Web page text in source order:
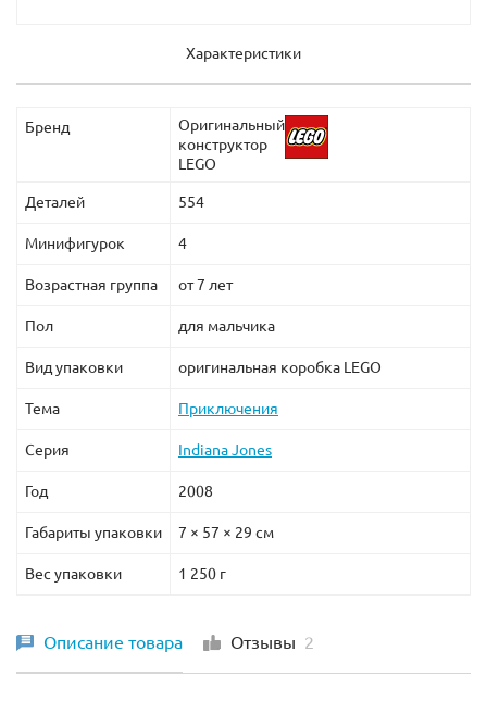
Характеристики
Бренд
Оригинальный
конструктор
LEGO
Деталей 554
Минифигурок 4
Возрастная группа от 7 лет
Пол для мальчика
Вид упаковки оригинальная коробка LEGO
Тема Приключения
Серия Indiana Jones
Год 2008
Габариты упаковки 7 × 57 × 29 см
Вес упаковки 1 250 г
Описание товара Отзывы 2